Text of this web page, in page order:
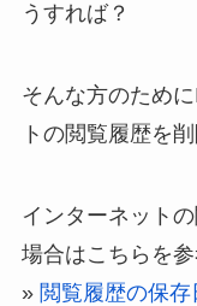
うすれば？
そんな方のため
トの閲覧履歴を
インターネット
場合はこちらを参
» 閲覧履歴の保